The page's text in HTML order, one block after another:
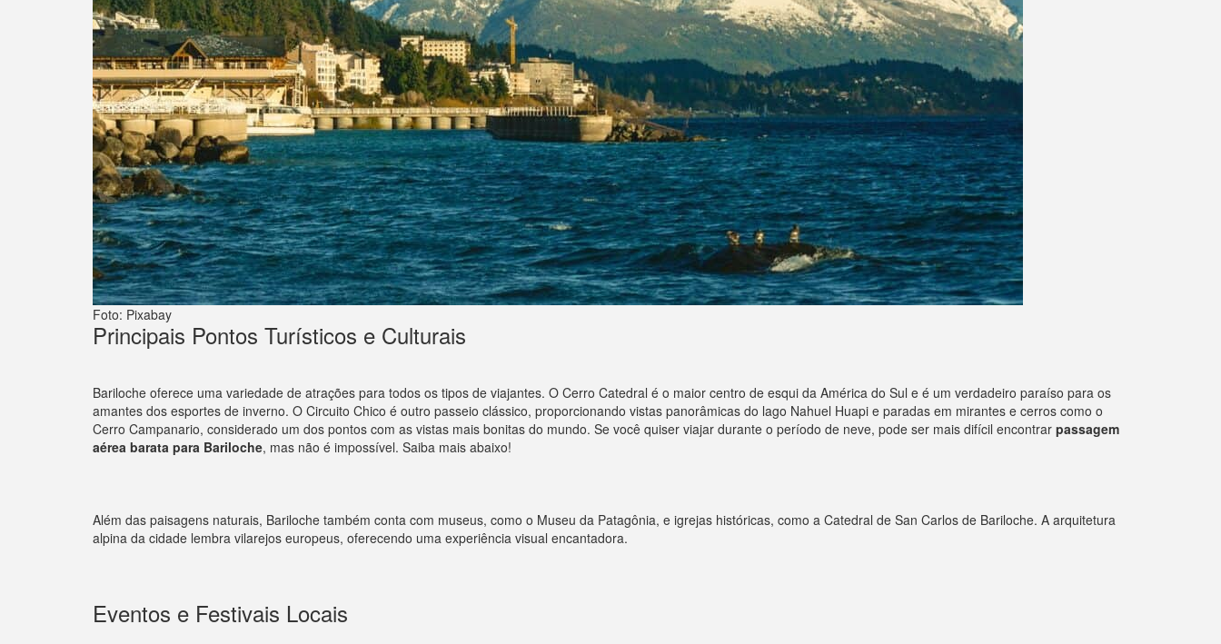
Foto: Pixabay
Principais Pontos Turísticos e Culturais
Bariloche oferece uma variedade de atrações para todos os tipos de viajantes. O Cerro Catedral é o maior centro de esqui da América do Sul e é um verdadeiro paraíso para os
amantes dos esportes de inverno. O Circuito Chico é outro passeio clássico, proporcionando vistas panorâmicas do lago Nahuel Huapi e paradas em mirantes e cerros como o
Cerro Campanario, considerado um dos pontos com as vistas mais bonitas do mundo. Se você quiser viajar durante o período de neve, pode ser mais difícil encontrar passagem
aérea barata para Bariloche, mas não é impossível. Saiba mais abaixo!
Além das paisagens naturais, Bariloche também conta com museus, como o Museu da Patagônia, e igrejas históricas, como a Catedral de San Carlos de Bariloche. A arquitetura
alpina da cidade lembra vilarejos europeus, oferecendo uma experiência visual encantadora.
Eventos e Festivais Locais